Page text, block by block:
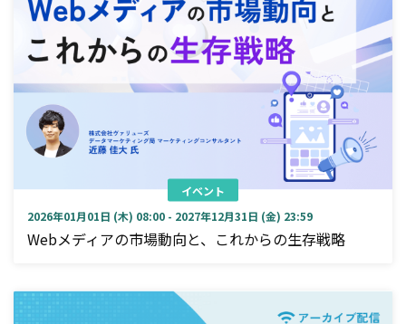
イベント
2026年01月01日 (木) 08:00 - 2027年12月31日 (金) 23:59
Webメディアの市場動向と、これからの生存戦略